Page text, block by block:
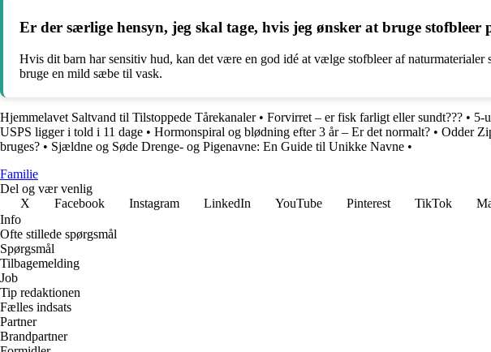
Er der særlige hensyn, jeg skal tage, hvis jeg ønsker at bruge
Hvis dit barn har sensitiv hud, kan det være en god idé at vælge stofbleer af
bruge en mild sæbe til vask.
Hjemmelavet Saltvand til Tilstoppede Tårekanaler• Forvirret – er fisk farligt eller sundt??? • 5-
USPS ligger i told i 11 dage • Hormonspiral og blødning efter 3 år – Er det normalt? • Odder
bruges? • Sjældne og Søde Drenge- og Pigenavne: En Guide til Unikke Navne •
Familie
Del og vær venlig
X
Facebook Instagram LinkedIn YouTube Pinterest TikTok
Info
Ofte stillede spørgsmål
Spørgsmål
Tilbagemelding
Job
Tip redaktionen
Fælles indsats
Partner
Brandpartner